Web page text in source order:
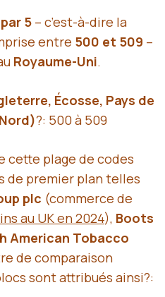
5 – c’est-à-dire la
entre 500 et 509 –
Royaume-Uni.
Écosse, Pays de
?: 500 à 509
cette plage de codes
de premier plan telles
plc (commerce de
au UK en 2024), Boots
American Tobacco
de comparaison
sont attribués ainsi?: